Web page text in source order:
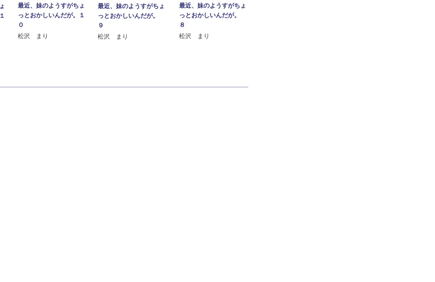
最近、妹のようすがちょ
っとおかしいんだが。１
０
松沢 まり
最近、妹のようすがちょ
っとおかしいんだが。
９
松沢 まり
最近、妹のようすがちょ
っとおかしいんだが。
８
松沢 まり